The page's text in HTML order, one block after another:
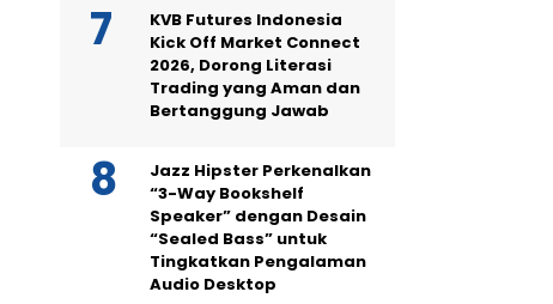
KVB Futures Indonesia
Kick Off Market Connect
2026, Dorong Literasi
Trading yang Aman dan
Bertanggung Jawab
Jazz Hipster Perkenalkan
“3-Way Bookshelf
Speaker” dengan Desain
“Sealed Bass” untuk
Tingkatkan Pengalaman
Audio Desktop